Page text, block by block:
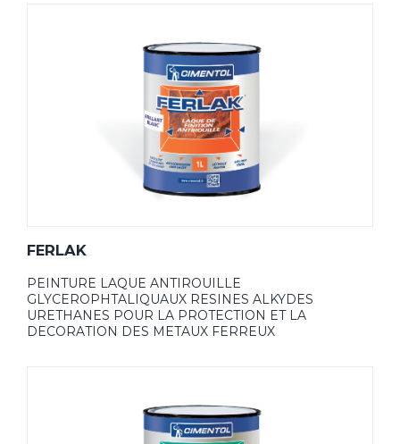
FERLAK
PEINTURE LAQUE ANTIROUILLE
GLYCEROPHTALIQUAUX RESINES ALKYDES
URETHANES POUR LA PROTECTION ET LA
DECORATION DES METAUX FERREUX